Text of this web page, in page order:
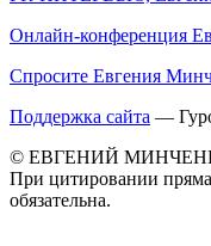
Онлайн-конференция
Спросите Евгения
Поддержка сайта —
© ЕВГЕНИЙ
При цитировании
обязательна.